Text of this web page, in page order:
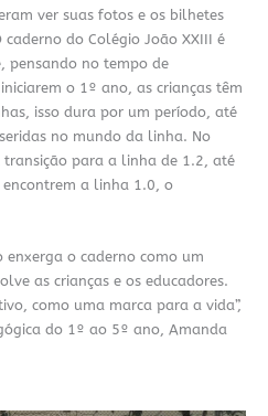
ver suas fotos e os bilhetes
do Colégio João XXIII é
pensando no tempo de
o 1º ano, as crianças têm
isso dura por um período, até
no mundo da linha. No
para a linha de 1.2, até
a linha 1.0, o
enxerga o caderno como um
as crianças e os educadores.
como uma marca para a vida”,
do 1º ao 5º ano, Amanda